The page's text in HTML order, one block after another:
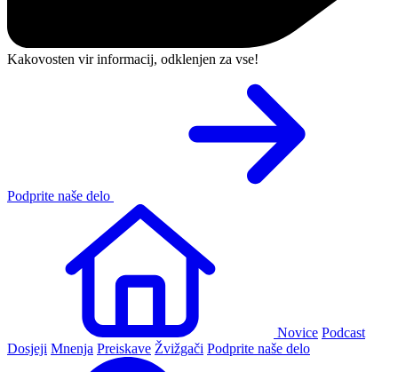
Kakovosten vir informacij, odklenjen za vse!
Podprite naše delo
Novice Podcast
Dosjeji Mnenja Preiskave Žvižgači Podprite naše delo